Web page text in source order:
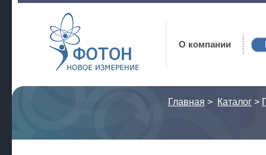
Фотон
О компании
Главная > Каталог >